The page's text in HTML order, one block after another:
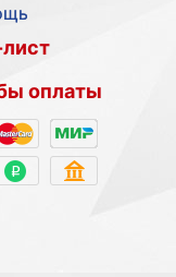
оплаты